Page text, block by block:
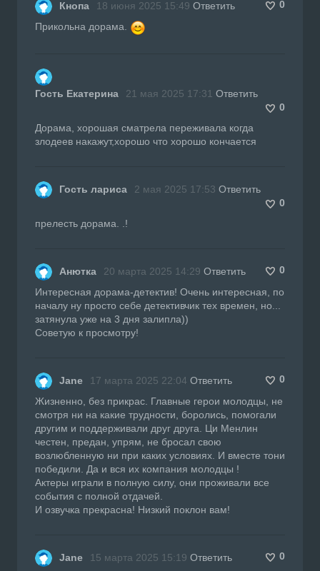
Кнопа 18 июня 2025 15:49 Ответить
0
Прикольна дорама.
Гость Екатерина 21 мая 2025 17:31 Ответить
0
Дорама, хорошая сматрела переживала когда
злодеев накажут,хорошо что хорошо кончается
Гость лариса 2 мая 2025 17:53 Ответить
0
прелесть дорама. .!
Анютка 20 марта 2025 14:29 Ответить
0
Интересная дорама-детектив! Очень интересная, по
началу ну просто себе детективчик тех времен, но...
затянула уже на 3 дня залипла))
Советую к просмотру!
Jane 17 марта 2025 22:04 Ответить
0
Жизненно, без прикрас. Главные герои молодцы, не
смотря ни на какие трудности, боролись, помогали
другим и поддерживали друг друга. Ци Менлин
честен, предан, упрям, не бросал свою
возлюбленную ни при каких условиях. И вместе тони
победили. Да и вся их компания молодцы !
Актеры играли в полную силу, они проживали все
события с полной отдачей.
И озвучка прекрасна! Низкий поклон вам!
Jane 15 марта 2025 15:19 Ответить
0